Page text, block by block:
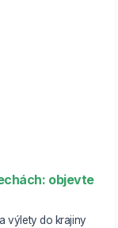
objevte
výlety do krajiny